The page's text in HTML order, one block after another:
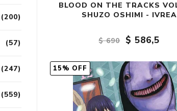
BLOOD ON THE TRACKS
SHUZO OSHIMI - IVREA
$ 690 $ 586,5
15% OFF
(200)
(57)
(247)
(559)